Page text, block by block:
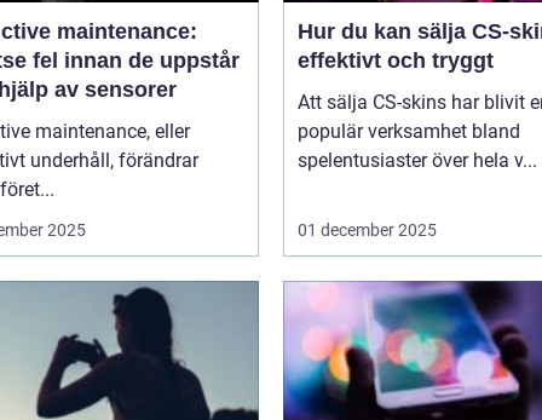
maintenance:
fel innan de uppstår
av sensorer
maintenance, eller
underhåll, förändrar
2025
Hur du kan sälja CS-
effektivt och tryggt
Att sälja CS-skins har blivit
populär verksamhet bland
spelentusiaster över hela v...
01 december 2025